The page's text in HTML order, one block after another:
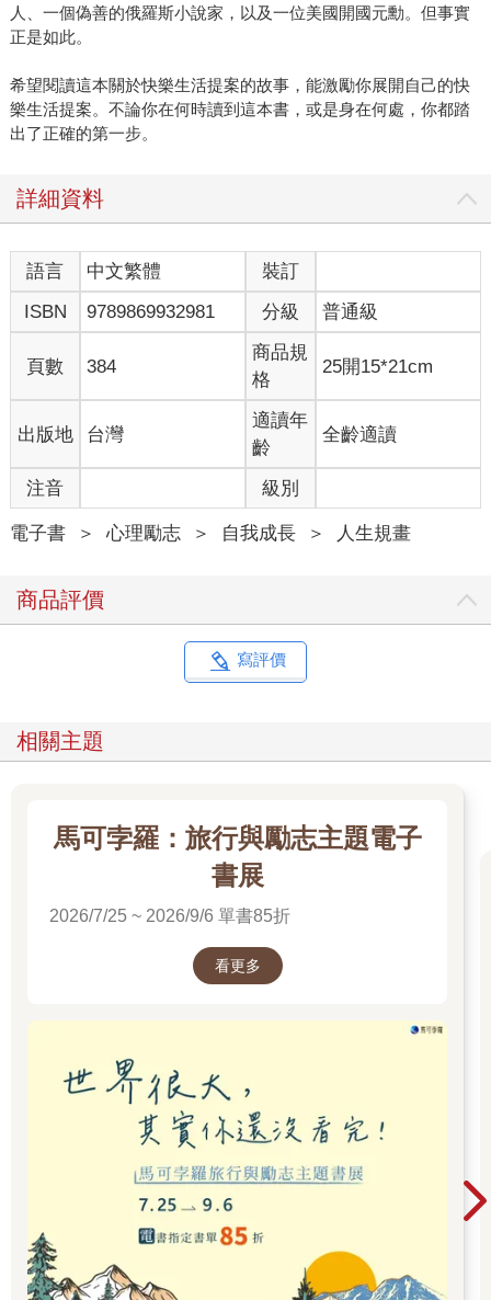
人、一個偽善的俄羅斯小說家，以及一位美國開國元勳。但事實
正是如此。
希望閱讀這本關於快樂生活提案的故事，能激勵你展開自己的快
樂生活提案。不論你在何時讀到這本書，或是身在何處，你都踏
出了正確的第一步。
詳細資料
語言 中文繁體
裝訂
ISBN
9789869932981 分級 普通級
頁數 384
商品規
格
25開15*21cm
出版地 台灣
適讀年
齡
全齡適讀
注音 級別
電子書 ＞ 心理勵志 ＞ 自我成長 ＞ 人生規畫
商品評價
寫評價
相關主題
馬可孛羅：旅行與勵志主題電子
書展
2026/7/25 ~ 2026/9/6 單書85折
看更多